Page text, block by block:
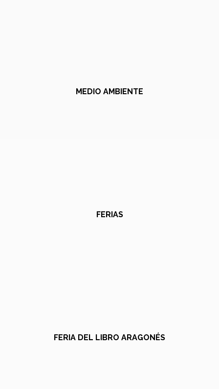
MEDIO AMBIENTE
FERIAS
FERIA DEL LIBRO ARAGONÉS